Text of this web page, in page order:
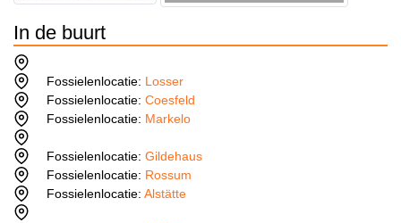
In de buurt
Fossielenlocatie: Losser
Fossielenlocatie:Coesfeld
Fossielenlocatie: Markelo
Fossielenlocatie:Gildehaus
Fossielenlocatie: Rossum
Fossielenlocatie:Alstätte